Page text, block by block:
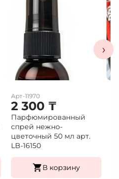
Арт-11970
2 300 ₸
Парфюмированный
спрей нежно-
цветочный 50 мл арт.
LB-16150
В корзину
›